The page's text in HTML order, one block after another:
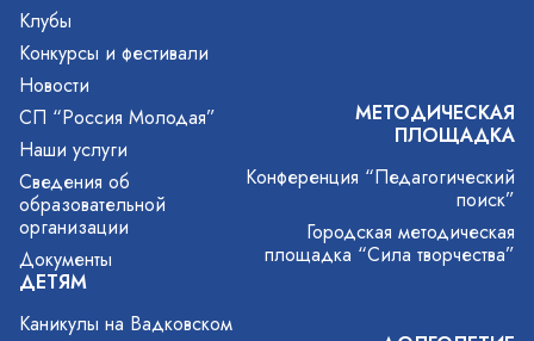
Клубы
Конкурсы и фестивали
Новости
СП “Россия Молодая”
Наши услуги
Сведения об
образовательной
организации
Документы
ДЕТЯМ
Каникулы на Вадковском
МЕТОДИЧЕСКАЯ
ПЛОЩАДКА
Конференция “Педагогический
поиск”
Городская методическая
площадка “Сила творчества”